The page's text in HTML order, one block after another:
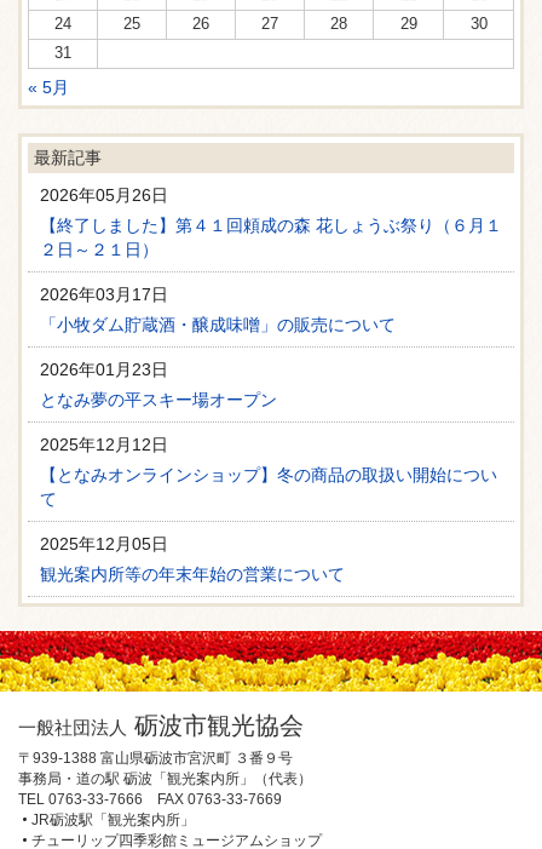
24
25 26 27 28 29
30
31
« 5月
最新記事
2026年05月26日
【終了しました】第４１回頼成の森 花しょうぶ祭り（６月１
２日～２１日）
2026年03月17日
「小牧ダム貯蔵酒・醸成味噌」の販売について
2026年01月23日
となみ夢の平スキー場オープン
2025年12月12日
【となみオンラインショップ】冬の商品の取扱い開始につい
て
2025年12月05日
観光案内所等の年末年始の営業について
一般社団法人 砺波市観光協会
〒939-1388 富山県砺波市宮沢町 ３番９号
事務局・道の駅 砺波「観光案内所」（代表）
TEL 0763-33-7666 FAX 0763-33-7669
JR砺波駅「観光案内所」
チューリップ四季彩館ミュージアムショップ